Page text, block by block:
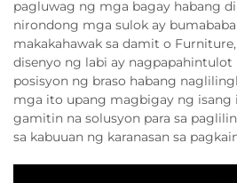
pagluwag ng mga bagay habang
nirondong mga sulok ay
makakahawak sa damit o
disenyo ng labi ay
posisyon ng braso habang
mga ito upang magbigay ng
gamitin na solusyon para sa
sa kabuuan ng karanasan sa